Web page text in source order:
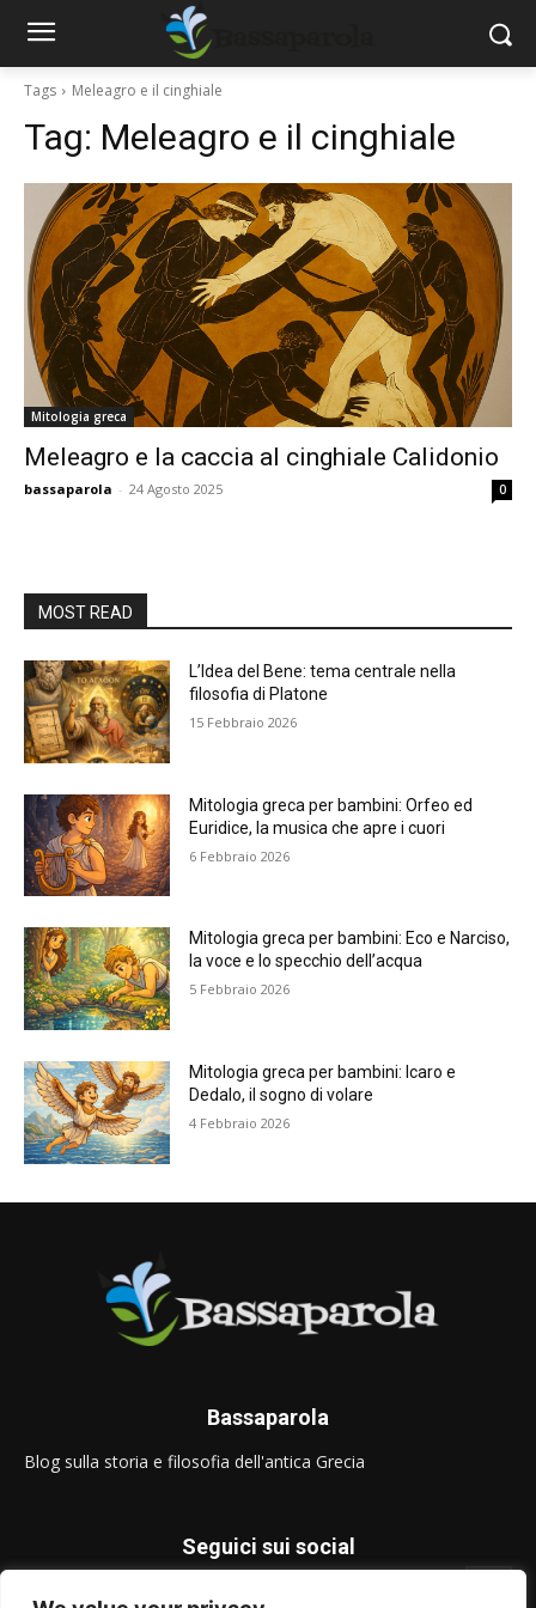
Tags Meleagro e il cinghiale
Tag: Meleagro e il cinghiale
Mitologia greca
Meleagro e la caccia al cinghiale Calidonio
bassaparola - 24 Agosto 2025 0
MOST READ
L’Idea del Bene: tema centrale nella
filosofia di Platone
15 Febbraio 2026
Mitologia greca per bambini: Orfeo ed
Euridice, la musica che apre i cuori
6 Febbraio 2026
Mitologia greca per bambini: Eco e Narciso,
la voce e lo specchio dell’acqua
5 Febbraio 2026
Mitologia greca per bambini: Icaro e
Dedalo, il sogno di volare
4 Febbraio 2026
Bassaparola
Blog sulla storia e filosofia dell'antica Grecia
Seguici sui social